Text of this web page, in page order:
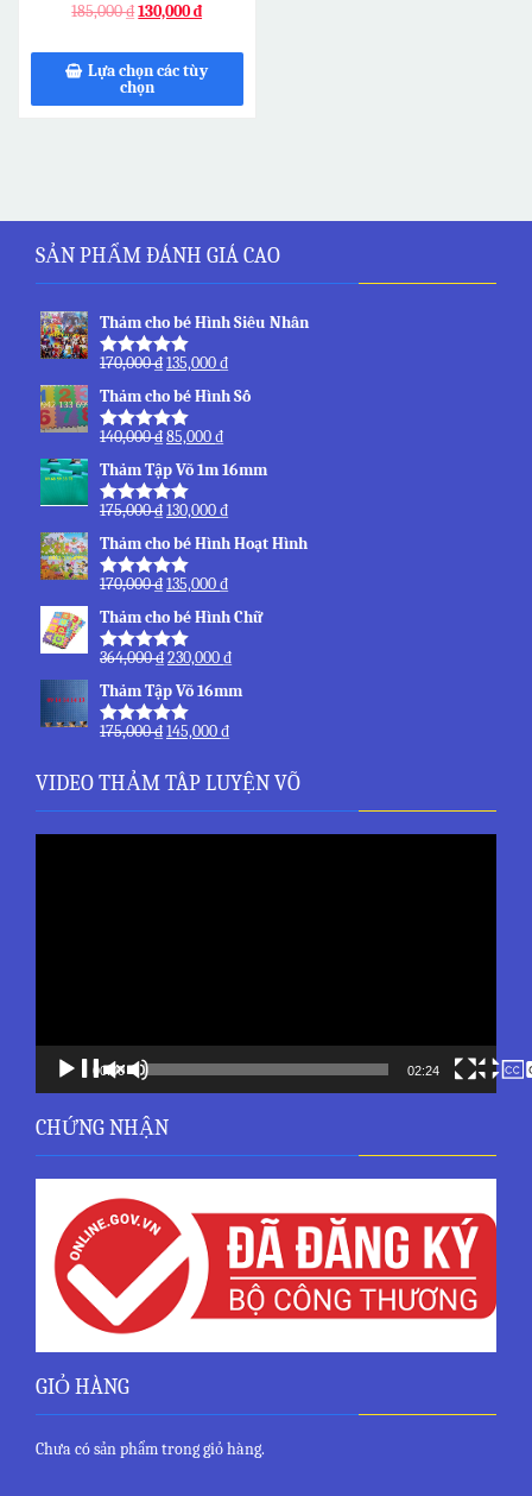
185,000₫130,000₫
Lựa chọn các tùy
chọn
SẢN PHẨM ĐÁNH GIÁ CAO
Thảm cho bé Hình Siêu Nhân
Được xếp
sao
170,000₫135,000₫
Thảm cho bé Hình Số
Được xếp
sao
140,000₫85,000₫
Thảm Tập Võ 1m 16mm
Được xếp
sao
175,000₫130,000₫
Thảm cho bé Hình Hoạt Hình
Được xếp
sao
170,000₫135,000₫
Thảm cho bé Hình Chữ
Được xếp
sao
364,000₫230,000₫
Thảm Tập Võ 16mm
Được xếp
sao
175,000₫145,000₫
VIDEO THẢM TÂP LUYỆN VÕ
00:00 02:24
CHỨNG NHẬN
GIỎ HÀNG
Chưa có sản phẩm trong giỏ hàng.